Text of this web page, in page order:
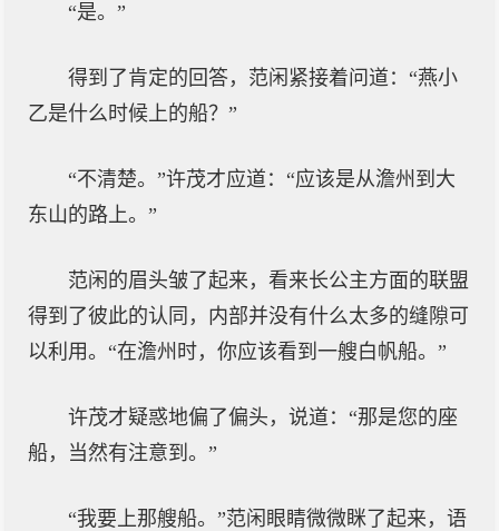
“是。”
得到了肯定的回答，范闲紧接着问道：“燕小
乙是什么时候上的船？”
“不清楚。”许茂才应道：“应该是从澹州到大
东山的路上。”
范闲的眉头皱了起来，看来长公主方面的联盟
得到了彼此的认同，内部并没有什么太多的缝隙可
以利用。“在澹州时，你应该看到一艘白帆船。”
许茂才疑惑地偏了偏头，说道：“那是您的座
船，当然有注意到。”
“我要上那艘船。”范闲眼睛微微眯了起来，语